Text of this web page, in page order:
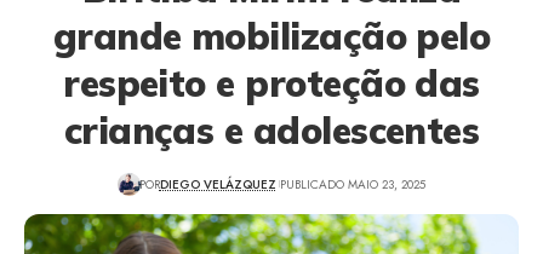
grande mobilização pelo
respeito e proteção das
crianças e adolescentes
PORDIEGO VELÁZQUEZ PUBLICADO MAIO 23, 2025